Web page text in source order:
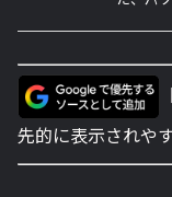
先的に表示されや